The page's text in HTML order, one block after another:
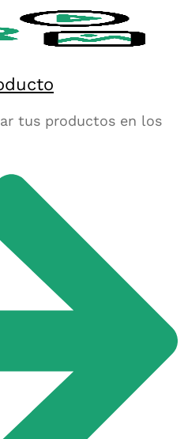
tus productos en los